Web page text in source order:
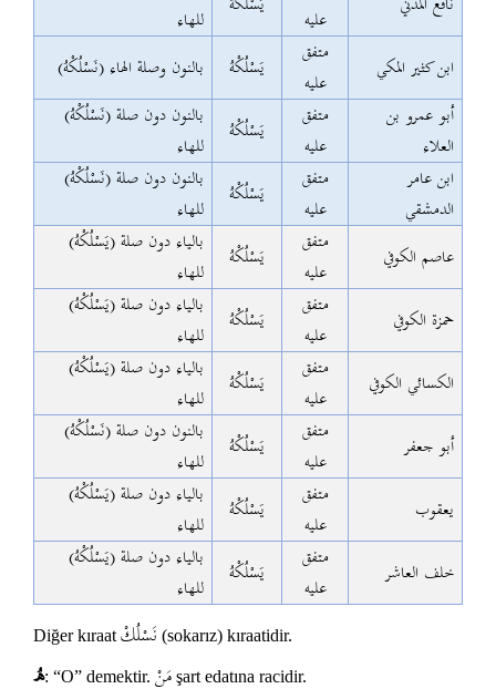
للهاء
عليه
(نَسْلُكْهُ) بالنون وصلة الهاء يَسْلُكْهُ
متفق
عليه
ابن كثير المكي
(نَسْلُكْهُ) بالنون دون صلة
للهاء
يَسْلُكْهُ
متفق
عليه
أبو عمرو بن
العلاء
(نَسْلُكْهُ) بالنون دون صلة
للهاء
يَسْلُكْهُ
متفق
عليه
ابن عامر
الدمشقي
(يَسْلُكْهُ) بالياء دون صلة
للهاء
يَسْلُكْهُ
متفق
عليه
عاصم الكوفي
(يَسْلُكْهُ) بالياء دون صلة
للهاء
يَسْلُكْهُ
متفق
عليه
حمزة الكوفي
(يَسْلُكْهُ) بالياء دون صلة
للهاء
يَسْلُكْهُ
متفق
عليه
الكسائي الكوفي
(نَسْلُكْهُ) بالنون دون صلة
للهاء
يَسْلُكْهُ
متفق
عليه
أبو جعفر
(يَسْلُكْهُ) بالياء دون صلة
للهاء
يَسْلُكْهُ
متفق
عليه
يعقوب
(يَسْلُكْهُ) بالياء دون صلة
للهاء
يَسْلُكْهُ
متفق
عليه
خلف العاشر
Diğer kıraat نَسْلُكْ (sokarız) kıraatidir.
هُ: “O” demektir. مَنْ şart edatına racidir.